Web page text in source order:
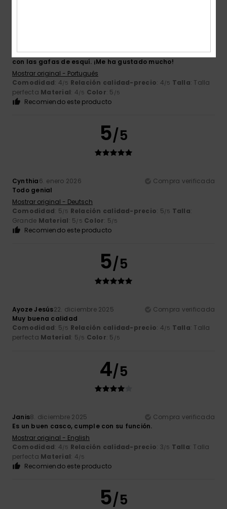
Un look deportivo y moderno, que combina a la perfección
con las gafas de esquí. ¡Me ha gustado mucho!
Mostrar original - Português
Comodidad: 4/5 Relación calidad-precio: 4/5 Talla: Talla
perfecta Material: 4/5 Color: 5 /5
Recomiendo este producto
5/5
Cynthia6. enero 2026
Compra verificada
Todo genial
Mostrar original - Deutsch
Comodidad: 5/5 Relación calidad-precio: 5/5 Talla:
Grande Material: 5/5 Color: 5/5
Recomiendo este producto
5/5
Ayoze Jesús22. diciembre 2025
Compra verificada
Muy buena calidad
Comodidad: 5/5 Relación calidad-precio: 4/5 Talla: Talla
perfecta Material: 5/5 Color: 5 /5
4/5
Janis8. diciembre 2025
Compra verificada
Es un buen casco, cumple con su función.
Mostrar original - English
Comodidad: 4/5 Relación calidad-precio: 3/5 Talla: Talla
perfecta Material: 4/5
Recomiendo este producto
5/5